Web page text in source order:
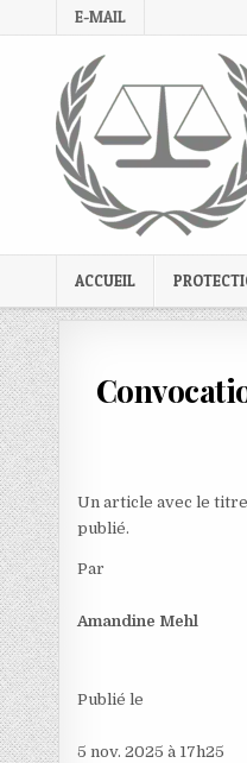
to
E-MAIL
ACCUEIL
Un article avec le
publié.
Par
Amandine Mehl
Publié le
5 nov. 2025 à 17h25